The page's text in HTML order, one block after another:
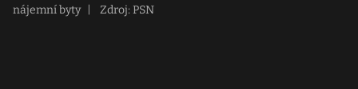
nájemní byty
Zdroj: PSN